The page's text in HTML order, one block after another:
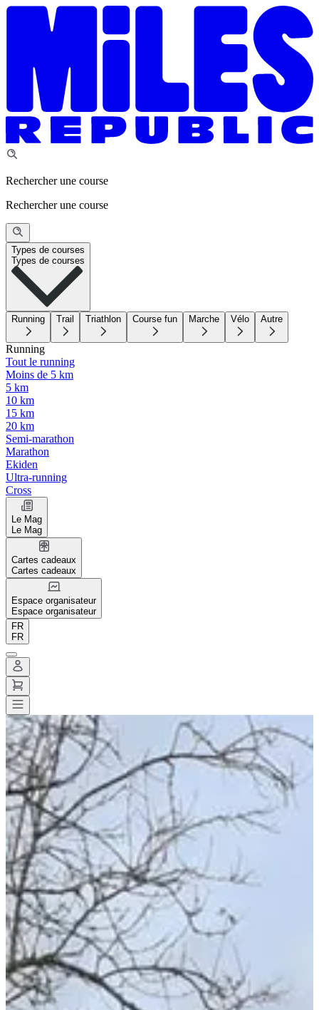
Rechercher une course
Rechercher une course
Types de courses
Types de courses
Running Trail Triathlon Course fun Marche Vélo Autre
Running
Tout le running
Moins de 5 km
5 km
10 km
15 km
20 km
Semi-marathon
Marathon
Ekiden
Ultra-running
Cross
Le Mag
Le Mag
Cartes cadeaux
Cartes cadeaux
Espace organisateur
Espace organisateur
FR
FR
Toutes les courses>Trail Les automnales
Les automnales
Enregistrer
Enregistrer
Partager
Partager
Voir toutes les photos
Voir toutes les photos
1 / 10
À proposCoursesLocalisationOrganisateur
oct.
17
Date
Samedi 17 octobre 2026